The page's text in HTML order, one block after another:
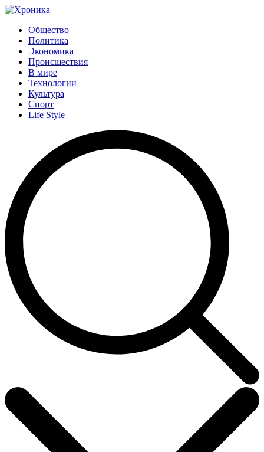
Общество
Политика
Экономика
Происшествия
В мире
Технологии
Культура
Спорт
Life Style